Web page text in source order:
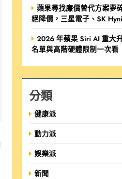
蘋果尋找廉價替代方案夢
絕降價，三星電子、SK
2026 年蘋果 Siri AI 重大
名單與高階硬體限制一次看
分類
健康派
動力派
娛樂派
新聞